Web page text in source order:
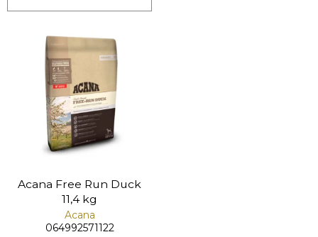
Acana Free Run Duck
11,4 kg
Acana
064992571122